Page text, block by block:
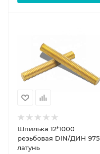
Шпилька 12*1000
резьбовая DIN/ДИН 975
латунь